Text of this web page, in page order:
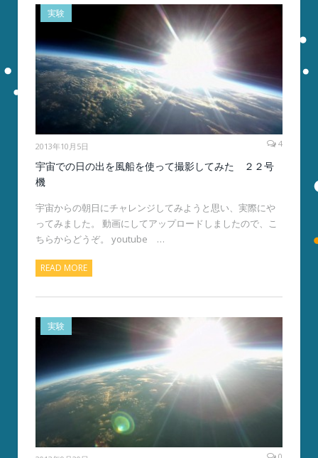
実験
2013年10月5日 4
宇宙での日の出を風船を使って撮影してみた ２２号
機
宇宙からの朝日にチャレンジしてみようと思い、実際にや
ってみました。 動画にしてアップロードしましたので、こ
ちらからどうぞ。 youtube …
READ MORE
実験